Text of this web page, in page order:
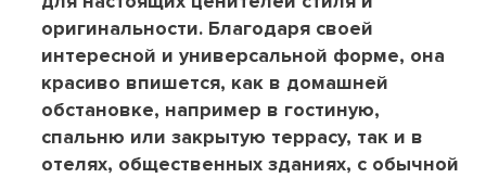
оригинальности. Благодаря своей
интересной и универсальной форме, она
красиво впишется, как в домашней
обстановке, например в гостиную,
спальню или закрытую террасу, так и в
отелях, общественных зданиях, с обычной